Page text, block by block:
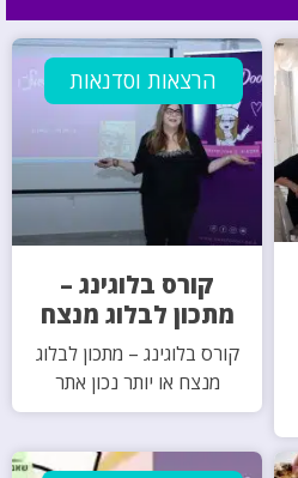
הרצאות וסדנאות
קורס בלוגינג –
מתכון לבלוג מנצח
קורס בלוגינג – מתכון לבלוג
מנצח או יותר נכון אתר